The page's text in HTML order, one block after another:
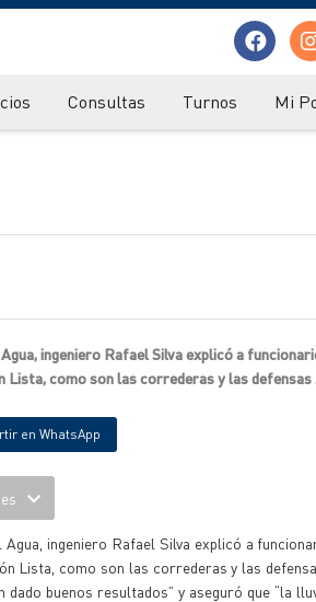
Consultas Turnos Mi
ingeniero Rafael Silva explicó a
Lista, como son las correderas y las defensas
en WhatsApp
ingeniero Rafael Silva explicó a
Lista, como son las correderas y las
buenos resultados” y aseguró que “la